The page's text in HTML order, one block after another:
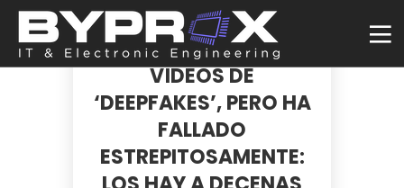
PORNHUB PROMETIÓ
ACABAR CON LOS
VÍDEOS DE
‘DEEPFAKES’, PERO HA
FALLADO
ESTREPITOSAMENTE: